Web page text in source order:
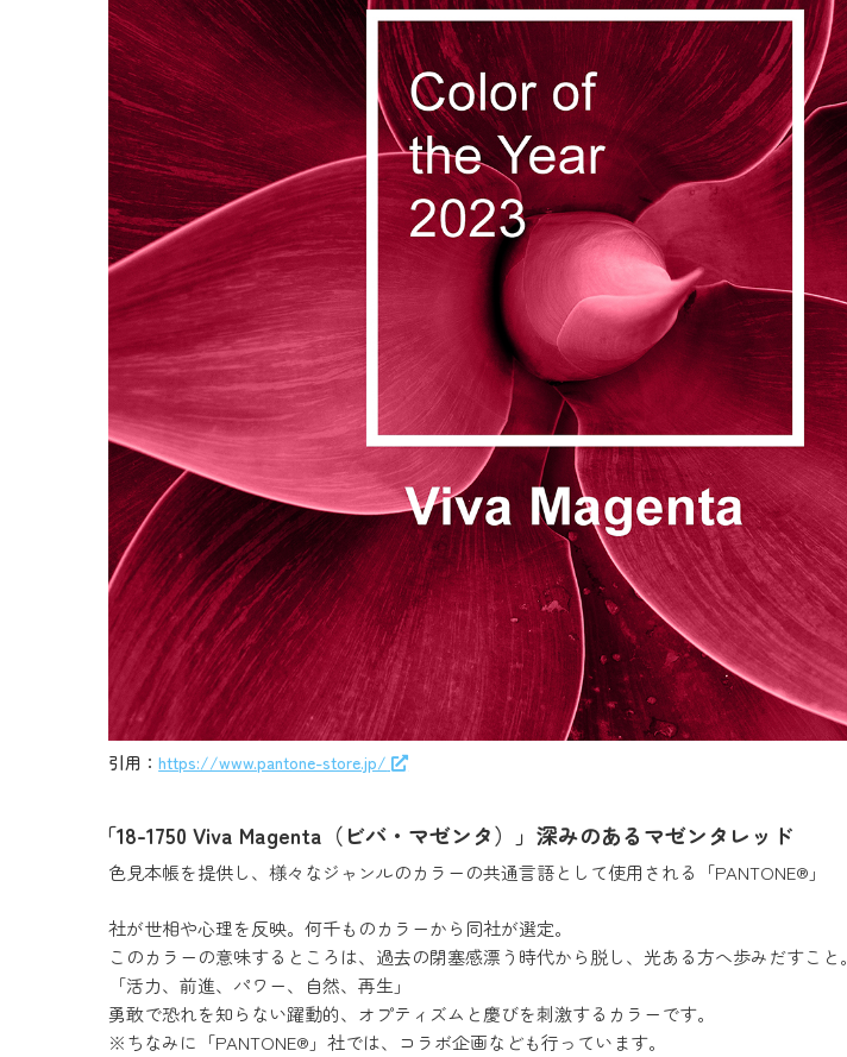
引用：https://www.pantone-store.jp/
「18-1750 Viva Magenta（ビバ・マゼンタ）」深みのあるマゼンタレッド
色見本帳を提供し、様々なジャンルのカラーの共通言語として使用される「PANTONE®」
社が世相や心理を反映。何千ものカラーから同社が選定。
このカラーの意味するところは、過去の閉塞感漂う時代から脱し、光ある方へ歩みだすこと。
「活力、前進、パワー、自然、再生」
勇敢で恐れを知らない躍動的、オプティズムと慶びを刺激するカラーです。
※ちなみに「PANTONE®」社では、コラボ企画なども行っています。